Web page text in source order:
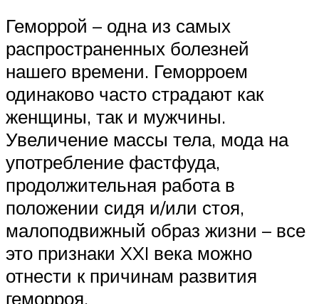
Геморрой – одна из самых
распространенных болезней
нашего времени. Геморроем
одинаково часто страдают как
женщины, так и мужчины.
Увеличение массы тела, мода на
употребление фастфуда,
продолжительная работа в
положении сидя и/или стоя,
малоподвижный образ жизни – все
это признаки XXI века можно
отнести к причинам развития
геморроя.